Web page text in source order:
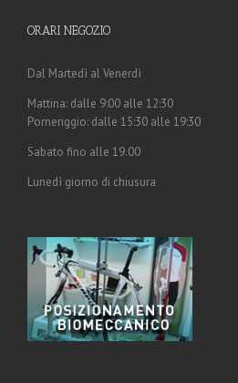
ORARI NEGOZIO
Dal Martedì al Venerdì
Mattina: dalle 9:00 alle 12:30
Pomeriggio: dalle 15:30 alle 19:30
Sabato fino alle 19.00
Lunedì giorno di chiusura